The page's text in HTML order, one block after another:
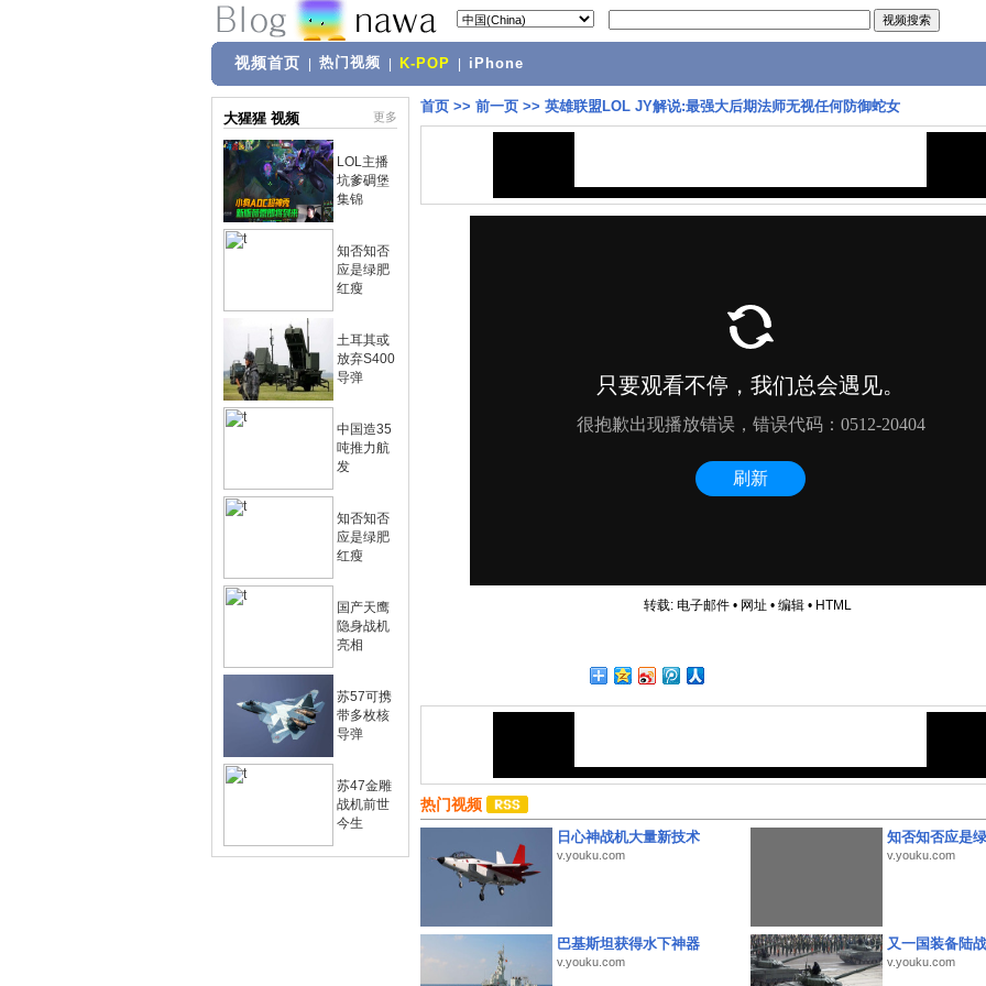
视频首页 热门视频 K-POP iPhone
大猩猩 视频 更多
LOL主播
坑爹碉堡
集锦
知否知否
应是绿肥
红瘦
土耳其或
放弃S400
导弹
中国造35
吨推力航
发
知否知否
应是绿肥
红瘦
国产天鹰
隐身战机
亮相
苏57可携
带多枚核
导弹
苏47金雕
战机前世
今生
首页 >> 前一页 >> 英雄联盟LOL JY解说:最强大后期法师无视任何防御蛇女
转载: 电子邮件• 网址 • 编辑• HTML
热门视频
日心神战机大量新技术
v.youku.com
知否知否应是
v.youku.com
巴基斯坦获得水下神器
v.youku.com
又一国装备陆
v.youku.com